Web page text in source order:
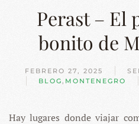
Perast – El
bonito de
FEBRERO 27, 2025
BLOG, MONTENEGRO
Hay lugares donde viajar